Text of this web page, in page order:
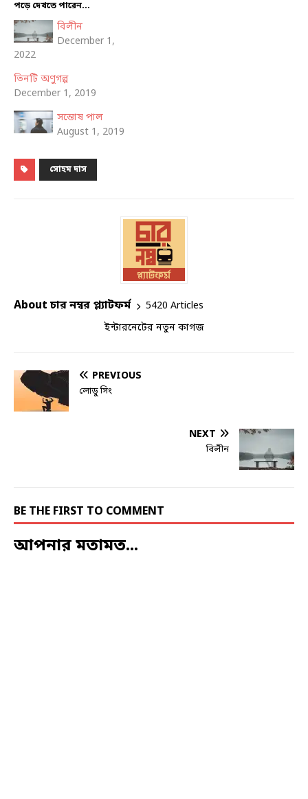
পড়ে দেখতে পারেন...
বিলীন
December 1,
2022
তিনটি অণুগল্প
December 1, 2019
সন্তোষ পাল
August 1, 2019
সোহম দাস
About চার নম্বর প্ল্যাটফর্ম
5420 Articles
ইন্টারনেটের নতুন কাগজ
PREVIOUS
লোডু সিং
NEXT
বিলীন
BE THE FIRST TO COMMENT
আপনার মতামত...